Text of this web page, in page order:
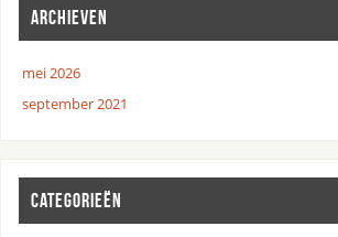
ARCHIEVEN
mei 2026
september 2021
CATEGORIEËN